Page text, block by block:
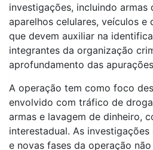
investigações, incluindo armas
aparelhos celulares, veículos e
que devem auxiliar na
integrantes da organização
aprofundamento das
A operação tem como foco
envolvido com tráfico de
armas e lavagem de dinheiro,
interestadual. As
e novas fases da operação